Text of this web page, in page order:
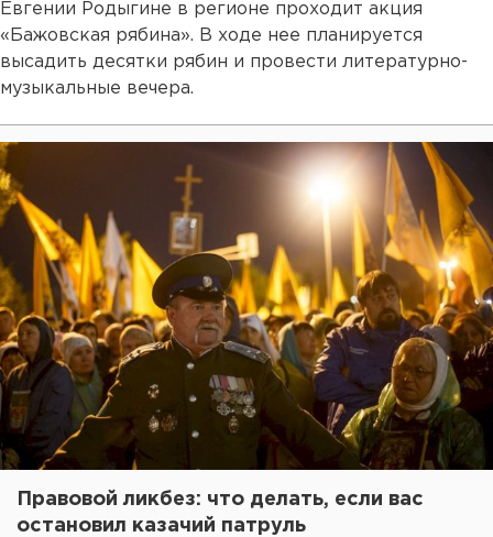
Евгении Родыгине в регионе проходит акция
«Бажовская рябина». В ходе нее планируется
высадить десятки рябин и провести литературно-
музыкальные вечера.
Правовой ликбез: что делать, если вас
остановил казачий патруль